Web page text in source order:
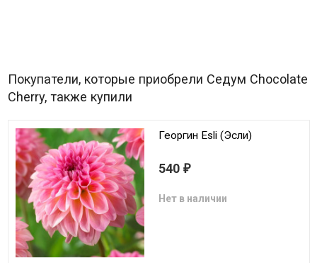
Покупатели, которые приобрели Седум Chocolate
Cherry, также купили
Георгин Esli (Эсли)
540 ₽
Нет в наличии